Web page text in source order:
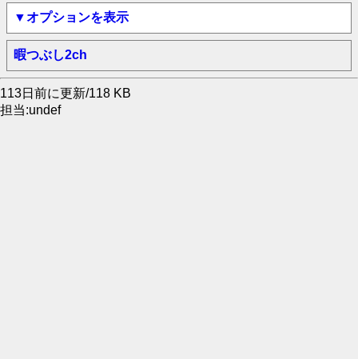
▼オプションを表示
暇つぶし2ch
113日前に更新/118 KB
担当:undef